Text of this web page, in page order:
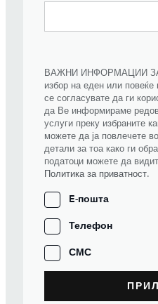
ВАЖНИ ИНФОРМАЦИИ
избор на еден или повеќе
се согласувате да ги
да Ве информираме
услуги преку избраните
можете да ја повлечете
детали за тоа како ги
податоци можете да
Политика за приватност.
E-пошта
Телефон
СМС